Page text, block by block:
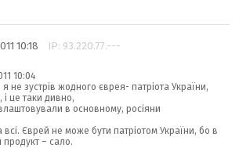
10:18 IP: 93.220.77.---
10:04
не зустрів жодного єврея- патріота України,
і це таки дивно,
в основному, росіяни
Єврей не може бути патріотом України, бо в
продукт – сало.